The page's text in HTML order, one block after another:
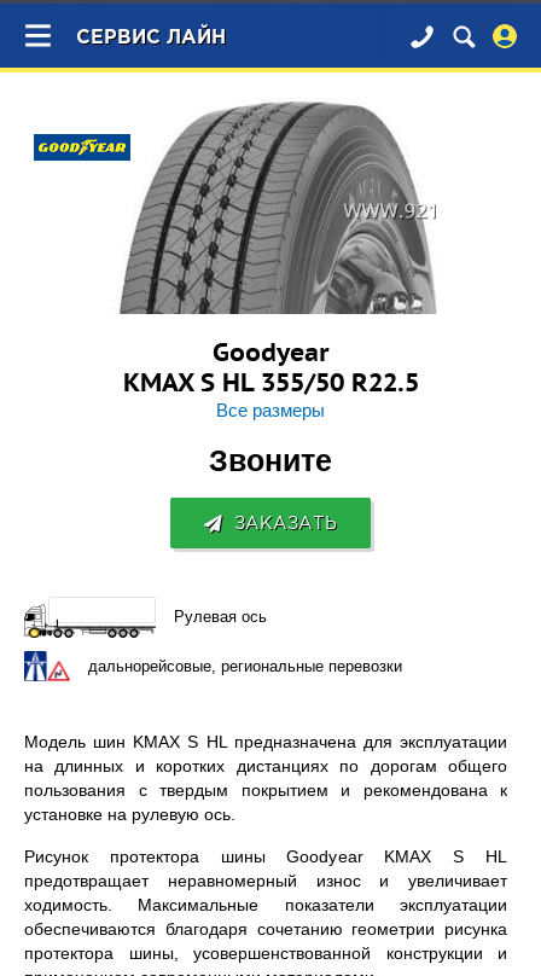
×
СЕРВИС ЛАЙН
Goodyear
KMAX S HL 355/50 R22.5
Все размеры
Звоните
ЗАКАЗАТЬ
Рулевая ось
дальнорейсовые, региональные перевозки
Модель шин KMAX S HL предназначена для эксплуатации
на длинных и коротких дистанциях по дорогам общего
пользования с твердым покрытием и рекомендована к
установке на рулевую ось.
Рисунок протектора шины Goodyear KMAX S HL
предотвращает неравномерный износ и увеличивает
ходимость. Максимальные показатели эксплуатации
обеспечиваются благодаря сочетанию геометрии рисунка
протектора шины, усовершенствованной конструкции и